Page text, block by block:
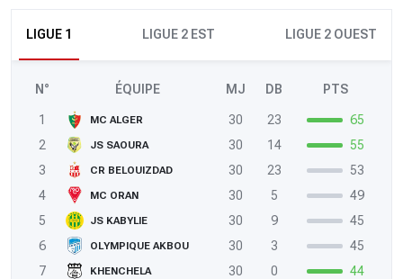
LIGUE 1 LIGUE 2 EST LIGUE 2 OUEST
N° ÉQUIPE MJ DB PTS
1 MC ALGER 30 23
65
2
JS SAOURA 30 14
55
3
CR BELOUIZDAD 30 23
53
4
MC ORAN 30 5
49
5
JS KABYLIE 30 9
45
6
OLYMPIQUE AKBOU 30 3
45
7
KHENCHELA 30 0
44